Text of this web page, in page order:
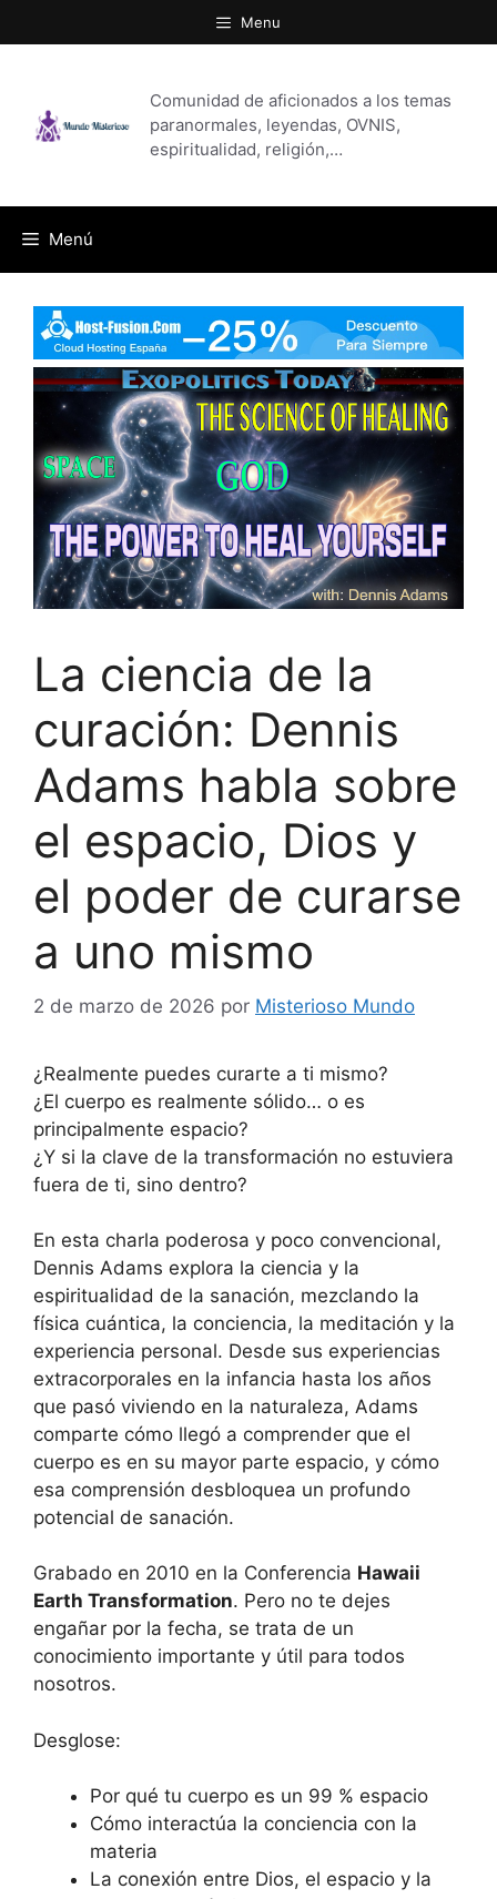
al
Menu
Comunidad de aficionados a los temas
paranormales, leyendas, OVNIS,
espiritualidad, religión,…
Menú
La ciencia de la
curación: Dennis
Adams habla sobre
el espacio, Dios y
el poder de curarse
a uno mismo
2 de marzo de 2026 por Misterioso Mundo
¿Realmente puedes curarte a ti mismo?
¿El cuerpo es realmente sólido… o es
principalmente espacio?
¿Y si la clave de la transformación no estuviera
fuera de ti, sino dentro?
En esta charla poderosa y poco convencional,
Dennis Adams explora la ciencia y la
espiritualidad de la sanación, mezclando la
física cuántica, la conciencia, la meditación y la
experiencia personal. Desde sus experiencias
extracorporales en la infancia hasta los años
que pasó viviendo en la naturaleza, Adams
comparte cómo llegó a comprender que el
cuerpo es en su mayor parte espacio, y cómo
esa comprensión desbloquea un profundo
potencial de sanación.
Grabado en 2010 en la Conferencia Hawaii
Earth Transformation. Pero no te dejes
engañar por la fecha, se trata de un
conocimiento importante y útil para todos
nosotros.
Desglose:
Por qué tu cuerpo es un 99 % espacio
Cómo interactúa la conciencia con la
materia
La conexión entre Dios, el espacio y la